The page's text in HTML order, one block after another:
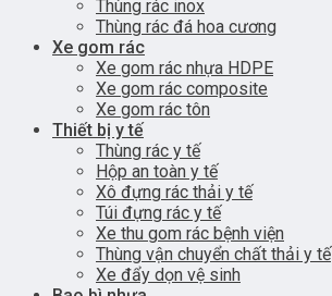
Thùng rác inox
Thùng rác đá hoa cương
Xe gom rác
Xe gom rác nhựa HDPE
Xe gom rác composite
Xe gom rác tôn
Thiết bị y tế
Thùng rác y tế
Hộp an toàn y tế
Xô đựng rác thải y tế
Túi đựng rác y tế
Xe thu gom rác bệnh viện
Thùng vận chuyển chất thải y tế
Xe đẩy dọn vệ sinh